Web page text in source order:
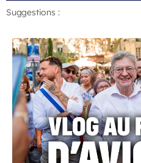
Suggestions :